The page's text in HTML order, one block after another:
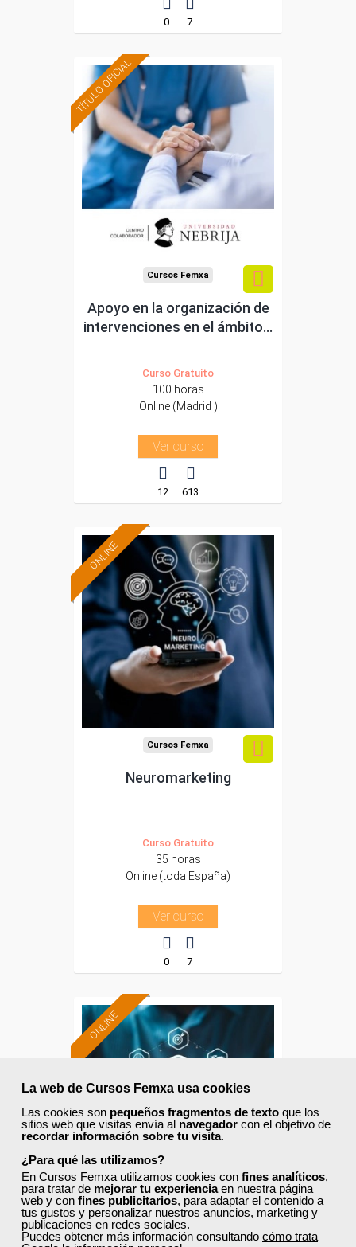
La web de Cursos Femxa usa cookies
Las cookies son pequeños fragmentos de texto que los
sitios web que visitas envía al navegador con el objetivo de
recordar información sobre tu visita.
¿Para qué las utilizamos?
En Cursos Femxa utilizamos cookies con fines analíticos,
para tratar de mejorar tu experienciaen nuestra página
web y con fines publicitarios, para adaptar el contenido a
tus gustos y personalizar nuestros anuncios, marketing y
publicaciones en redes sociales.
Puedes obtener más información consultando cómo trata
0 7
TÍTULO OFICIALFormación 100%
subvencionada.
Para desempleados,
trabajadores y
autónomos.
Cursos Femxa
Apoyo en la organización de
intervenciones en el ámbito...
Curso Gratuito
100 horas
Online (Madrid )
Ver curso
12 613
ONLINE
Formación 100%
subvencionada.
Para desempleados,
trabajadores y
autónomos.
Sector
-Comercio.
Cursos Femxa
Neuromarketing
Curso Gratuito
35 horas
Online (toda España)
Ver curso
0 7
ONLINE
Formación 100%
Para desempleados,
trabajadores y
autónomos.
Cursos Femxa